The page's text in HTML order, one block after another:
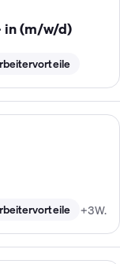
in (m/w/d)
+3W.